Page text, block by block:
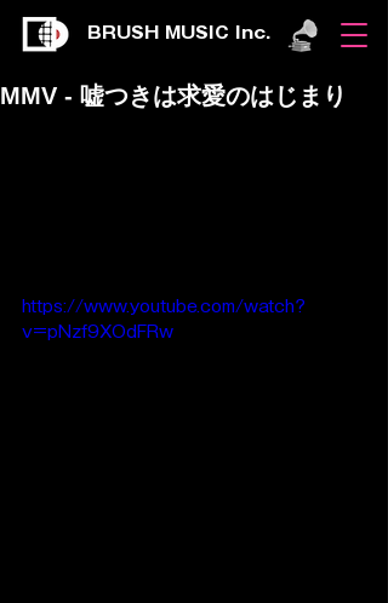
BRUSH MUSIC Inc.
MMV - 嘘つきは求愛のはじまり
https://www.youtube.com/watch?
v=pNzf9XOdFRw